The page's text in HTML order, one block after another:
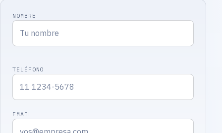
NOMBRE
TELÉFONO
EMAIL